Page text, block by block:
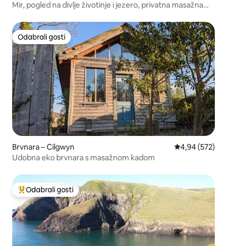
Mir, pogled na divlje životinje i jezero, privatna masažna
Odabrali gosti
Odabrali gosti
Brvnara – Cilgwyn Prosječna
4,94 (572)
Udobna eko brvnara s masažnom kadom
Među najviše rangiranima s oznakom „Odabrali gosti”
Odabrali gosti